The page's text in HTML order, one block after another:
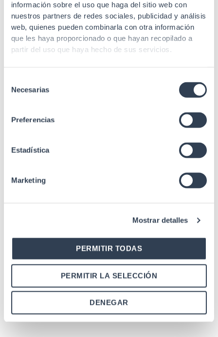
información sobre el uso que haga del sitio web con
nuestros partners de redes sociales, publicidad y análisis
web, quienes pueden combinarla con otra información
que les haya proporcionado o que hayan recopilado a
partir del uso que haya hecho de sus servicios.
Necesarias
Preferencias
Estadística
Marketing
Mostrar detalles
PERMITIR TODAS
PERMITIR LA SELECCIÓN
DENEGAR
Margen Tª
almacenamiento
-40 to 80 ºC
Pérdida de
inserción
≤0.2 dB
Tensión en
Resistencia al
Radio curvatura
Radio curvatura
1550 nm ≤0.24 dB/km
Estándares IEC 61300-3-6